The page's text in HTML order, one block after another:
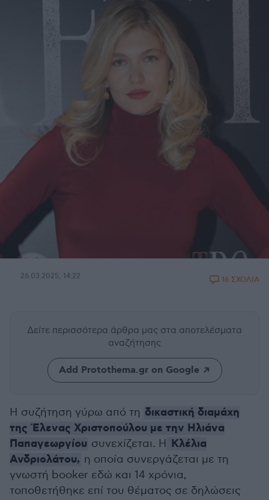
26.03.2025, 14:22 16 ΣΧΟΛΙΑ
Δείτε περισσότερα άρθρα μας στα αποτελέσματα
αναζήτησης
Add Protothema.gr on Google
Η συζήτηση γύρω από τη δικαστική διαμάχη
της Έλενας Χριστοπούλου με την Ηλιάνα
Παπαγεωργίου συνεχίζεται. Η Κλέλια
Ανδριολάτου, η οποία συνεργάζεται με τη
γνωστή booker εδώ και 14 χρόνια,
τοποθετήθηκε επί του θέματος σε δηλώσεις